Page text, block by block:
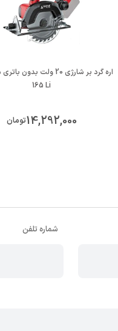
مجهز به قفل ایمنی کلید
مجهز به حفاظ تیغه
تعویض آسان زغال165 Li
14,292,000تومان
شماره تلفن